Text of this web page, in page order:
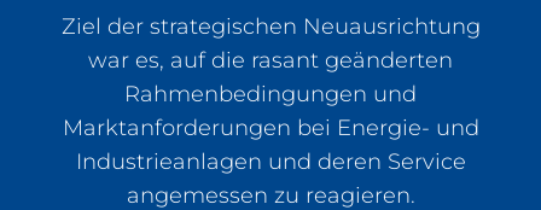
Ziel der strategischen Neuausrichtung
war es, auf die rasant geänderten
Rahmenbedingungen und
Marktanforderungen bei Energie- und
Industrieanlagen und deren Service
angemessen zu reagieren.